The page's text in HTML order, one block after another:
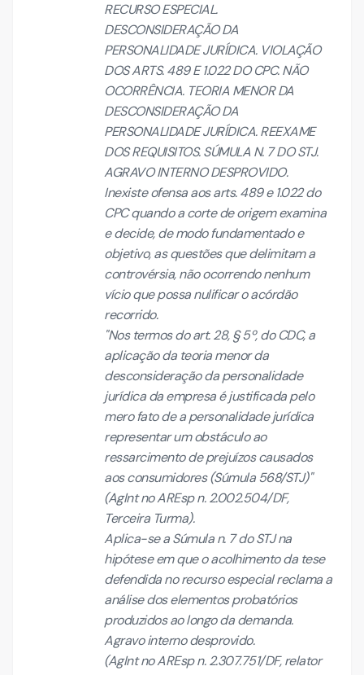
RECURSO ESPECIAL.
DESCONSIDERAÇÃO DA
PERSONALIDADE JURÍDICA. VIOLAÇÃO
DOS ARTS. 489 E 1.022 DO CPC. NÃO
OCORRÊNCIA. TEORIA MENOR DA
DESCONSIDERAÇÃO DA
PERSONALIDADE JURÍDICA. REEXAME
DOS REQUISITOS. SÚMULA N. 7 DO STJ.
AGRAVO INTERNO DESPROVIDO.
Inexiste ofensa aos arts. 489 e 1.022 do
CPC quando a corte de origem examina
e decide, de modo fundamentado e
objetivo, as questões que delimitam a
controvérsia, não ocorrendo nenhum
vício que possa nulificar o acórdão
recorrido.
"Nos termos do art. 28, § 5º, do CDC, a
aplicação da teoria menor da
desconsideração da personalidade
jurídica da empresa é justificada pelo
mero fato de a personalidade jurídica
representar um obstáculo ao
ressarcimento de prejuízos causados
aos consumidores (Súmula 568/STJ)"
(AgInt no AREsp n. 2.002.504/DF,
Terceira Turma).
Aplica-se a Súmula n. 7 do STJ na
hipótese em que o acolhimento da tese
defendida no recurso especial reclama a
análise dos elementos probatórios
produzidos ao longo da demanda.
Agravo interno desprovido.
(AgInt no AREsp n. 2.307.751/DF, relator